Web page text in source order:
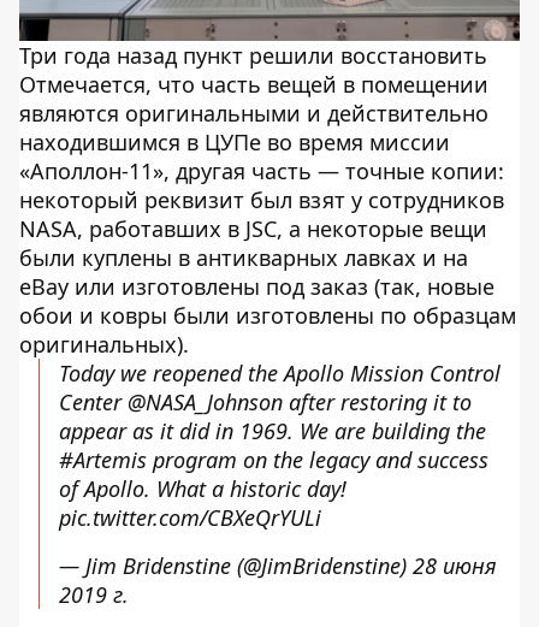
Три года назад пункт решили восстановить
Отмечается, что часть вещей в помещении
являются оригинальными и действительно
находившимся в ЦУПе во время миссии
«Аполлон-11», другая часть — точные копии:
некоторый реквизит был взят у сотрудников
NASA, работавших в JSC, а некоторые вещи
были куплены в антикварных лавках и на
eBay или изготовлены под заказ (так, новые
обои и ковры были изготовлены по образцам
оригинальных).
Today we reopened the Apollo Mission Control
Center @NASA_Johnson after restoring it to
appear as it did in 1969. We are building the
#Artemis program on the legacy and success
of Apollo. What a historic day!
pic.twitter.com/CBXeQrYULi
— Jim Bridenstine (@JimBridenstine) 28 июня
2019 г.